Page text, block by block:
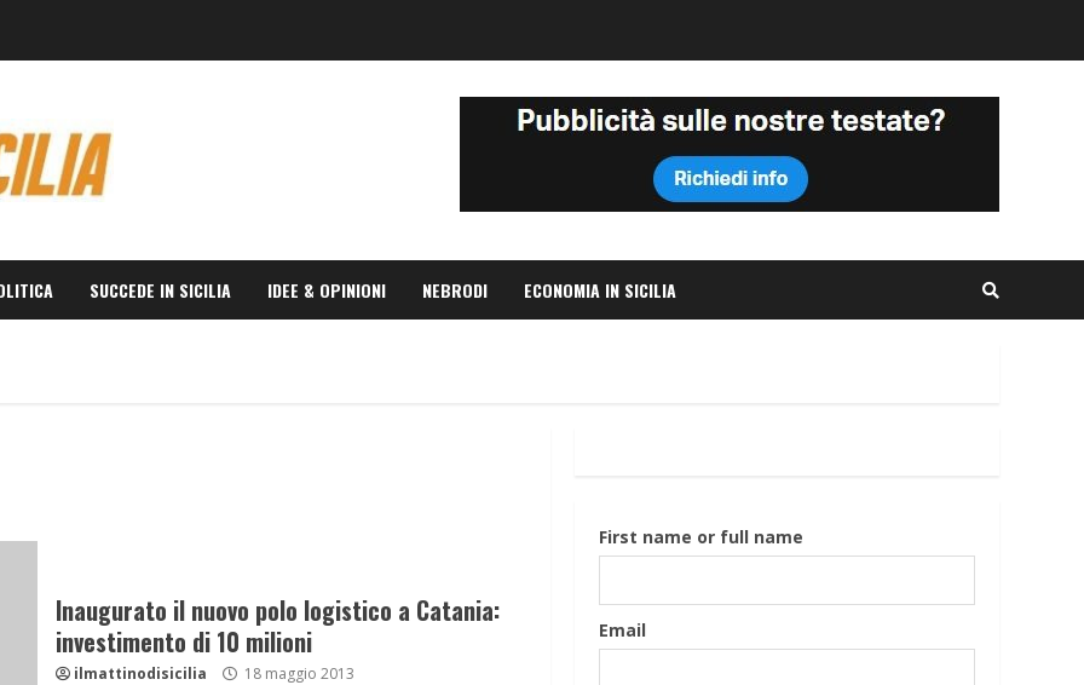
SUCCEDE IN SICILIA IDEE & OPINIONI NEBRODI ECONOMIA IN SICILIA
Inaugurato il nuovo polo logistico a Catania:
investimento di 10 milioni
ilmattinodisicilia 18 maggio 2013
First name or full name
Email